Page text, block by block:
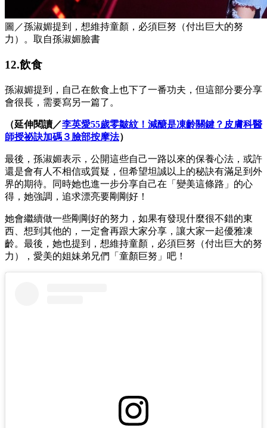
圖／孫淑媚提到，想維持童顏，必須巨努（付出巨大的努
力）。取自孫淑媚臉書
12.飲食
孫淑媚提到，自己在飲食上也下了一番功夫，但這部分要分享
會很長，需要寫另一篇了。
（延伸閱讀／李英愛55歲零皺紋！減醣是凍齡關鍵？皮膚科醫
師授祕訣加碼３臉部按摩法）
最後，孫淑媚表示， 公開這些自己一路以來的保養心法，或許
還是會有人不相信或質疑，但希望坦誠以上的秘訣有滿足到外
界的期待。同時她也進一步分享自己在「變美這條路」 的心
得，她強調， 追求漂亮要剛剛好！
她會繼續做一些剛剛好的努力， 如果有發現什麼很不錯的東
西、 想到其他的， 一定會再跟大家分享， 讓大家一起優雅凍
齡。 最後，她也提到，想維持童顏，必須巨努（付出巨大的努
力）， 愛美的姐妹弟兄們「童顏巨努」吧！